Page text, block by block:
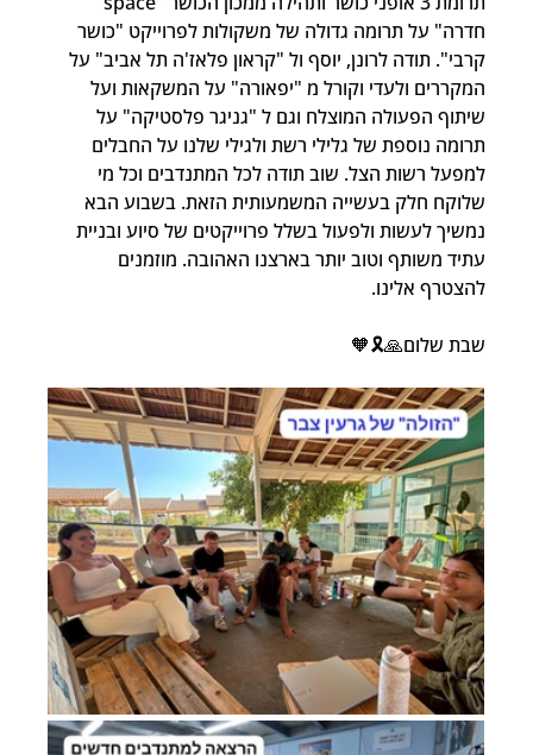
חדרה" על תרומה גדולה של משקולות לפרוייקט "כושר
קרבי". תודה לרונן, יוסף ול "קראון פלאז'ה תל אביב" על
המקררים ולעדי וקורל מ "יפאורה" על המשקאות ועל
שיתוף הפעולה המוצלח וגם ל "גניגר פלסטיקה" על
תרומה נוספת של גלילי רשת ולגילי שלנו על החבלים
למפעל רשות הצל. שוב תודה לכל המתנדבים וכל מי
שלוקח חלק בעשייה המשמעותית הזאת. בשבוע הבא
נמשיך לעשות ולפעול בשלל פרוייקטים של סיוע ובניית
עתיד משותף וטוב יותר בארצנו האהובה. מוזמנים
להצטרף אלינו.
שבת שלום🙏🎗️🧡